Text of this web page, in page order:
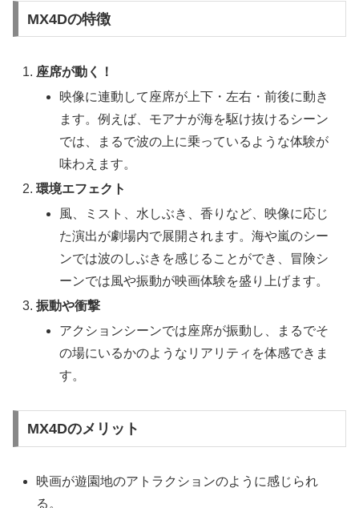
MX4Dの特徴
座席が動く！
映像に連動して座席が上下・左右・前後に動き
ます。例えば、モアナが海を駆け抜けるシーン
では、まるで波の上に乗っているような体験が
味わえます。
環境エフェクト
風、ミスト、水しぶき、香りなど、映像に応じ
た演出が劇場内で展開されます。海や嵐のシー
ンでは波のしぶきを感じることができ、冒険シ
ーンでは風や振動が映画体験を盛り上げます。
振動や衝撃
アクションシーンでは座席が振動し、まるでそ
の場にいるかのようなリアリティを体感できま
す。
MX4Dのメリット
映画が遊園地のアトラクションのように感じられ
る。